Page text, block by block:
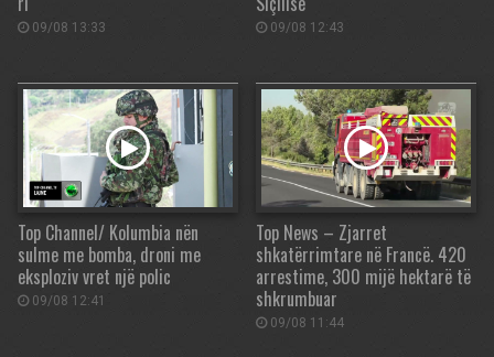
09/08 13:33 09/08 12:43
Top Channel/ Kolumbia nën
sulme me bomba, droni me
eksploziv vret një polic
09/08 12:41
Top News – Zjarret
shkatërrimtare në Francë. 420
arrestime, 300 mijë hektarë të
shkrumbuar
09/08 11:44